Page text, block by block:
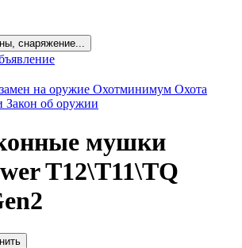
снаряжение...
на оружие Охотминимум Охота
Закон об оружии
мушки
T12\Т11\TQ